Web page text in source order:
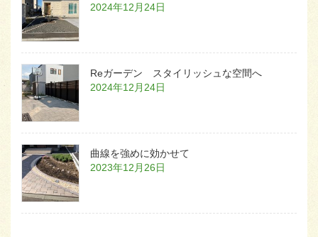
2024年12月24日
Reガーデン スタイリッシュな空間へ
2024年12月24日
曲線を強めに効かせて
2023年12月26日